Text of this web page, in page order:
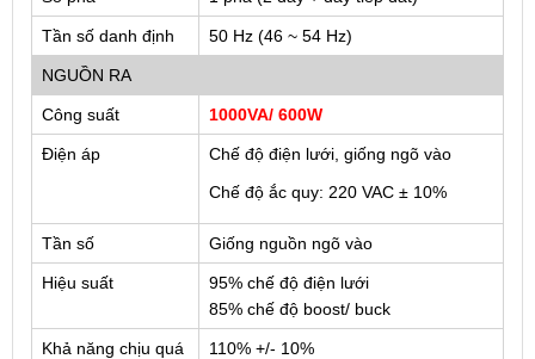
Tần số danh định 50 Hz (46 ~ 54 Hz)
NGUỒN RA
Công suất 1000VA/ 600W
Điện áp
Chế độ điện lưới, giống ngõ vào
Chế độ ắc quy: 220 VAC ± 10%
Tần số Giống nguồn ngõ vào
Hiệu suất
95% chế độ điện lưới
85% chế độ boost/ buck
Khả năng chịu quá
110% +/- 10%